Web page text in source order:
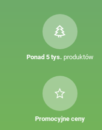
Ponad 5 tys. produktów
Promocyjne ceny